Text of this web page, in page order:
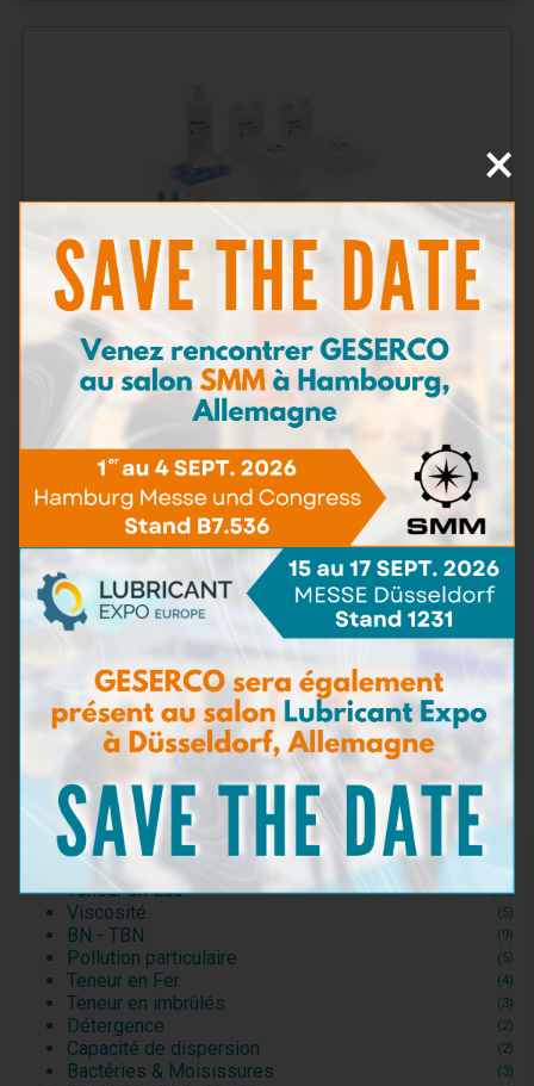
(5)
Teneur en Eau (16)
Viscosité (5)
BN - TBN (9)
Pollution particulaire (5)
Teneur en Fer (4)
Teneur en imbrûlés (3)
Détergence (2)
Capacité de dispersion (2)
Bactéries & Moisissures (3)
Pack de recharge Soot Test Standard
En savoir plus
Solution BAS2
En savoir plus
×